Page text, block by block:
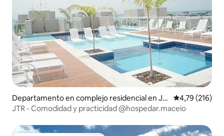
Departamento en complejo residencial en Jat
iuca
Calificación
4,79 (216)
JTR - Comodidad y practicidad @hospedar.maceio